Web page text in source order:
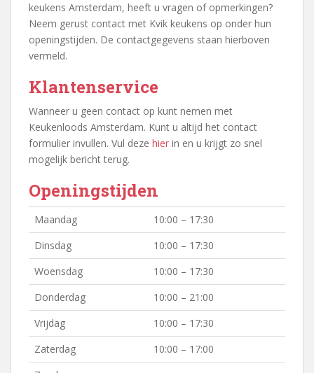
keukens Amsterdam, heeft u vragen of opmerkingen?
Neem gerust contact met Kvik keukens op onder hun
openingstijden. De contactgegevens staan hierboven
vermeld.
Klantenservice
Wanneer u geen contact op kunt nemen met
Keukenloods Amsterdam. Kunt u altijd het contact
formulier invullen. Vul deze hier in en u krijgt zo snel
mogelijk bericht terug.
Openingstijden
Maandag
10:00 – 17:30
Dinsdag
10:00 – 17:30
Woensdag
10:00 – 17:30
Donderdag
10:00 – 21:00
Vrijdag
10:00 – 17:30
Zaterdag
10:00 – 17:00